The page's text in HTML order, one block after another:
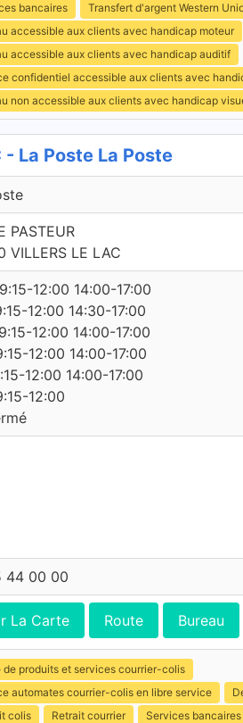
bancaires
Transfert d'argent Western
accessible aux clients avec handicap moteur
accessible aux clients avec handicap auditif
confidentiel accessible aux clients avec
non accessible aux clients avec handicap
- La Poste La Poste
PASTEUR
VILLERS LE LAC
12:00 14:00-17:00
12:00 14:30-17:00
12:00 14:00-17:00
12:00 14:00-17:00
12:00 14:00-17:00
12:00
44 00 00
La Carte Route Bureau
de produits et services courrier-colis
automates courrier-colis en libre service
colis
Retrait courrier
Services bancaires